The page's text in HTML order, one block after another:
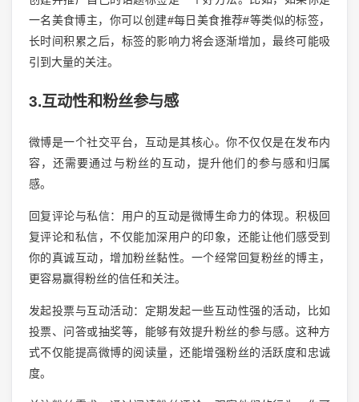
一名美食博主，你可以创建#每日美食推荐#等类似的标签，
长时间积累之后，标签的影响力将会逐渐增加，最终可能吸
引到大量的关注。
3.互动性和粉丝参与感
微博是一个社交平台，互动是其核心。你不仅仅是在发布内
容，还需要通过与粉丝的互动，提升他们的参与感和归属
感。
回复评论与私信：用户的互动是微博生命力的体现。积极回
复评论和私信，不仅能加深用户的印象，还能让他们感受到
你的真诚互动，增加粉丝黏性。一个经常回复粉丝的博主，
更容易赢得粉丝的信任和关注。
发起投票与互动活动：定期发起一些互动性强的活动，比如
投票、问答或抽奖等，能够有效提升粉丝的参与感。这种方
式不仅能提高微博的阅读量，还能增强粉丝的活跃度和忠诚
度。